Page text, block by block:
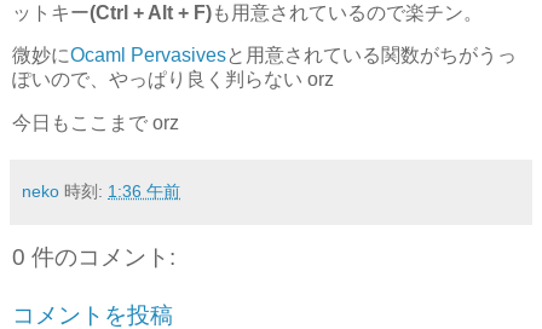
ットキー(Ctrl + Alt + F)も用意されているので楽チン。
微妙にOcaml Pervasivesと用意されている関数がちがうっ
ぽいので、やっぱり良く判らない orz
今日もここまで orz
neko 時刻: 1:36 午前
0 件のコメント:
コメントを投稿